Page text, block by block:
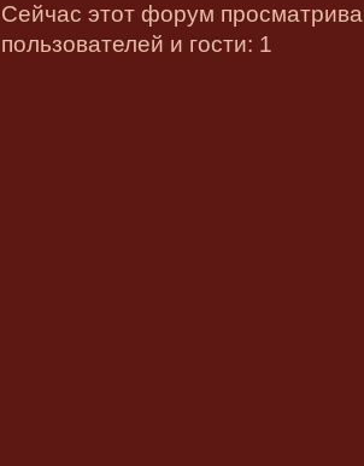
Сейчас этот форум
пользователей и гости: 1